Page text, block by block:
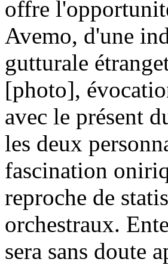
offre
Avemo, d'une
gutturale
[photo],
avec le présent
les deux
fascination
reproche de
orchestraux.
sera sans doute